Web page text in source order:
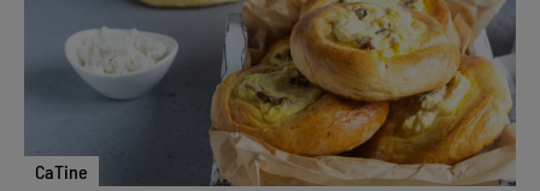
CaTine